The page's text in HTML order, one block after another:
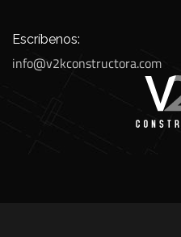
Escríbenos:
info@v2kconstructora.com